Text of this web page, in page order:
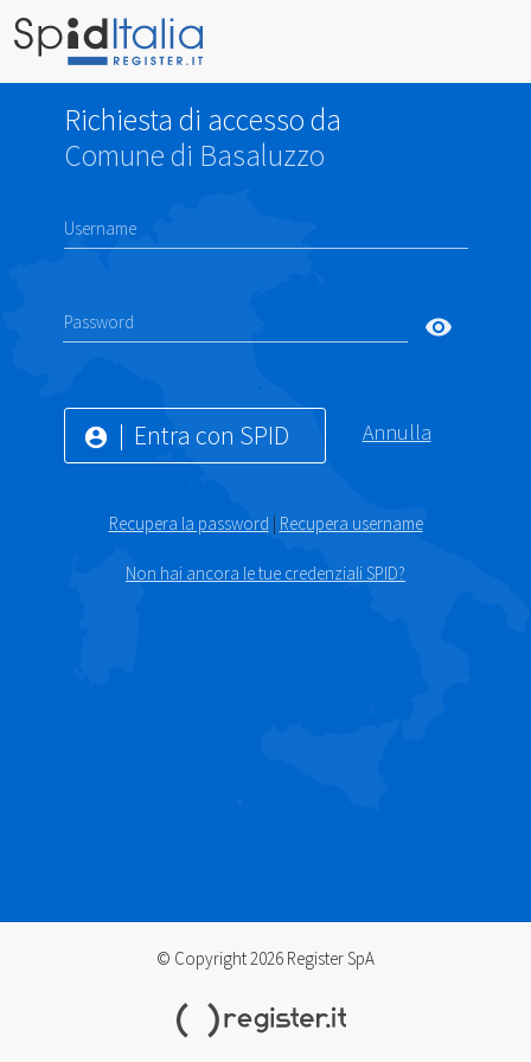
Richiesta di accesso da
Comune di Basaluzzo
Username
Password visibility
account_circle Entra con SPID Annulla
Recupera la password | Recupera username
Non hai ancora le tue credenziali SPID?
© Copyright 2026 Register SpA